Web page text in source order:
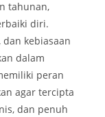
tahunan,
diri.
kebiasaan
dalam
peran
agar tercipta
dan penuh